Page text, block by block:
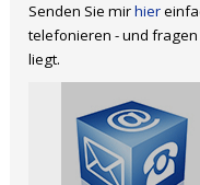
Senden Sie mirhier
telefonieren - und
liegt.